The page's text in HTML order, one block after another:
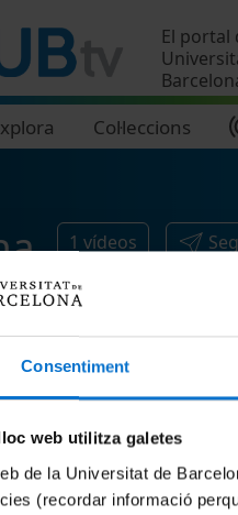
Consentiment
web utilitza galetes
de la Universitat de
(recordar informació
El portal
Col·leccions
1 vídeos